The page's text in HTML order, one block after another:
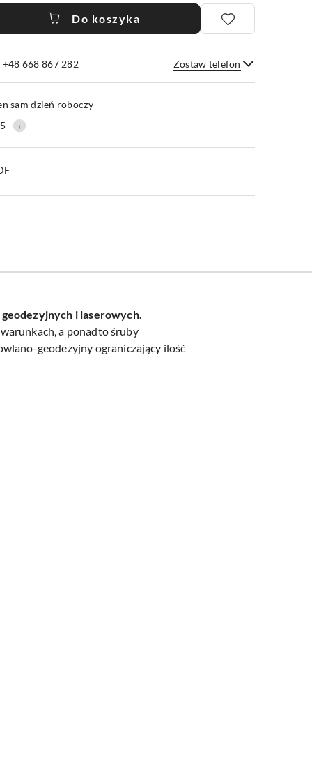
Do koszyka
668 867 282 Zostaw telefon
Wyślij
sam dzień roboczy
i laserowych.
a ponadto śruby
geodezyjny ograniczający ilość